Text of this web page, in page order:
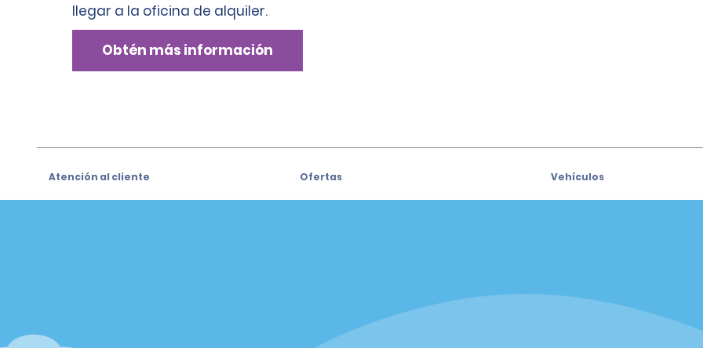
llegar a la oficina de alquiler.
Obtén más información
Atención al cliente
Ver/Modificar/Cancelar Ofertas
Ofertas
Alamo Insiders
Iniciar sesión
Vehículos
Vans